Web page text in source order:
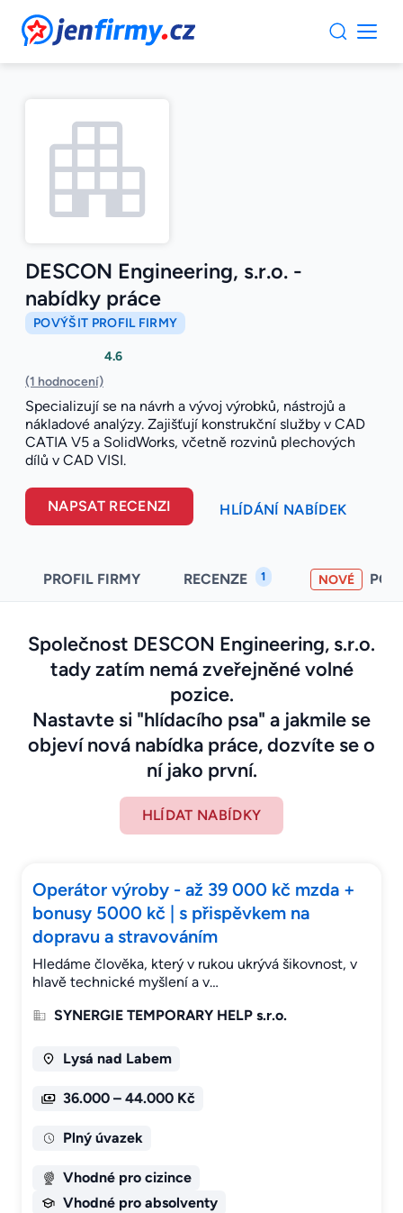
JenFirmy.cz
DESCON Engineering, s.r.o. -
nabídky práce
POVÝŠIT PROFIL FIRMY
4.6
(1 hodnocení)
Specializují se na návrh a vývoj výrobků, nástrojů a
nákladové analýzy. Zajišťují konstrukční služby v CAD
CATIA V5 a SolidWorks, včetně rozvinů plechových
dílů v CAD VISI.
NAPSAT RECENZI HLÍDÁNÍ NABÍDEK
PROFIL FIRMY RECENZE 1 NOVÉ
Společnost DESCON Engineering, s.r.o.
tady zatím nemá zveřejněné volné
pozice.
Nastavte si "hlídacího psa" a jakmile se
objeví nová nabídka práce, dozvíte se o
ní jako první.
HLÍDAT NABÍDKY
Operátor výroby - až 39 000 kč mzda +
bonusy 5000 kč | s přispěvkem na
dopravu a stravováním
Hledáme člověka, který v rukou ukrývá šikovnost, v
hlavě technické myšlení a v…
SYNERGIE TEMPORARY HELP s.r.o.
Lysá nad Labem
36.000 – 44.000 Kč
Plný úvazek
Vhodné pro cizince
Vhodné pro absolventy